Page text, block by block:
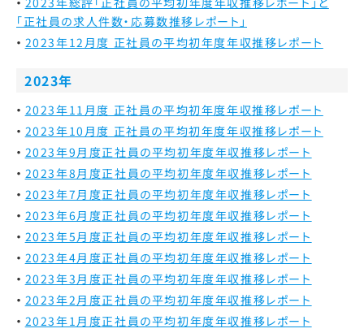
「正社員の求人件数・応募数推移レポート」
2023年12月度 正社員の平均初年度年収推移レポート
2023年
2023年11月度 正社員の平均初年度年収推移レポート
2023年10月度 正社員の平均初年度年収推移レポート
2023年9月度正社員の平均初年度年収推移レポート
2023年8月度正社員の平均初年度年収推移レポート
2023年7月度正社員の平均初年度年収推移レポート
2023年6月度正社員の平均初年度年収推移レポート
2023年5月度正社員の平均初年度年収推移レポート
2023年4月度正社員の平均初年度年収推移レポート
2023年3月度正社員の平均初年度年収推移レポート
2023年2月度正社員の平均初年度年収推移レポート
2023年1月度正社員の平均初年度年収推移レポート